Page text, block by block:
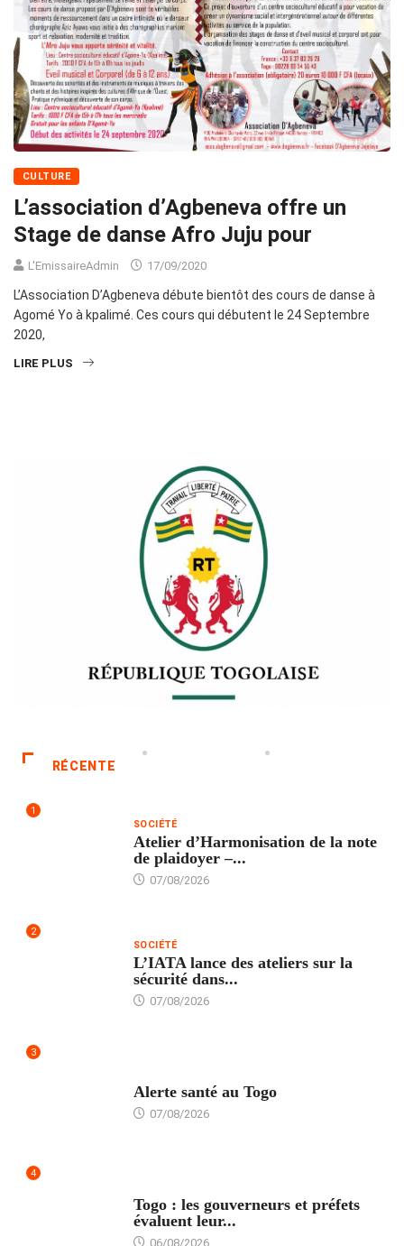
CULTURE
L’association d’Agbeneva offre un
Stage de danse Afro Juju pour
L'EmissaireAdmin 17/09/2020
L’Association D’Agbeneva débute bientôt des cours de danse à
Agomé Yo à kpalimé. Ces cours qui débutent le 24 Septembre
2020,
LIRE PLUS
RÉCENTE
1
SOCIÉTÉ
Atelier d’Harmonisation de la note
de plaidoyer –...
07/08/2026
2
SOCIÉTÉ
L’IATA lance des ateliers sur la
sécurité dans...
07/08/2026
3
Alerte santé au Togo
07/08/2026
4
Togo : les gouverneurs et préfets
évaluent leur...
06/08/2026